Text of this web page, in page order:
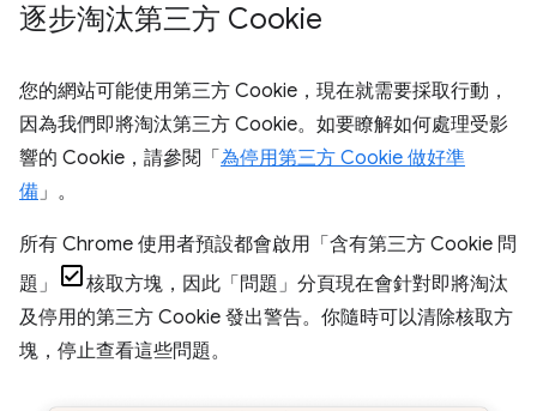
逐步淘汰第三方 Cookie
您的網站可能使用第三方 Cookie，現在就需要採取行動，
因為我們即將淘汰第三方 Cookie。如要瞭解如何處理受影
響的 Cookie，請參閱「 為停用第三方 Cookie 做好準
備」。
所有 Chrome 使用者預設都會啟用「含有第三方 Cookie 問
題」
核取方塊，因此「問題」 分頁現在會針對即將淘汰
及停用的第三方 Cookie 發出警告。你隨時可以清除核取方
塊，停止查看這些問題。